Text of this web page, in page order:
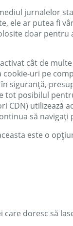
jurnalelor
ele ar putea fi
doar pentru
cât de
uri pe
siguranță,
tot posibilul
utilizează
să navigați
este o
doresc să